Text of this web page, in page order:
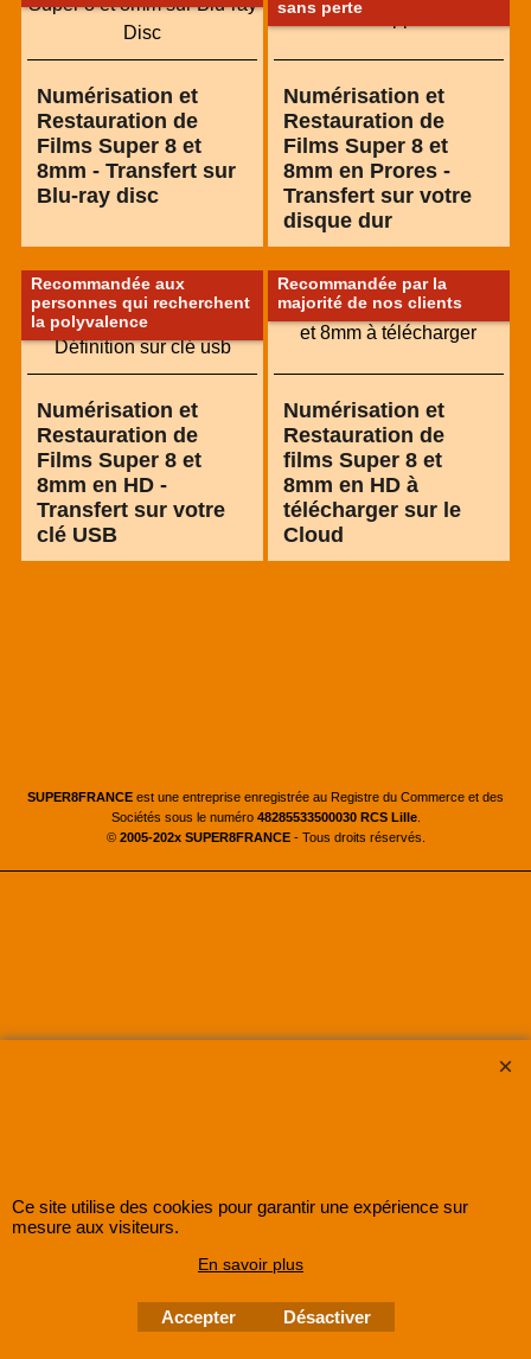
Numérisation et
Restauration de
Films Super 8 et
8mm - Transfert sur
Blu-ray disc
sans perte
Numérisation et
Restauration de
Films Super 8 et
8mm en Prores -
Transfert sur votre
disque dur
Recommandée aux
personnes qui recherchent
la polyvalence
Numérisation et
Restauration de
Films Super 8 et
8mm en HD -
Transfert sur votre
clé USB
Recommandée par la
majorité de nos clients
Numérisation et
Restauration de
films Super 8 et
8mm en HD à
télécharger sur le
Cloud
SUPER8FRANCE est une entreprise enregistrée au Registre du Commerce et des
Sociétés sous le numéro 48285533500030 RCS Lille.
© 2005-202x SUPER8FRANCE- Tous droits réservés.
Ce site utilise des cookies pour garantir une expérience sur
mesure aux visiteurs.
En savoir plus
Accepter Désactiver